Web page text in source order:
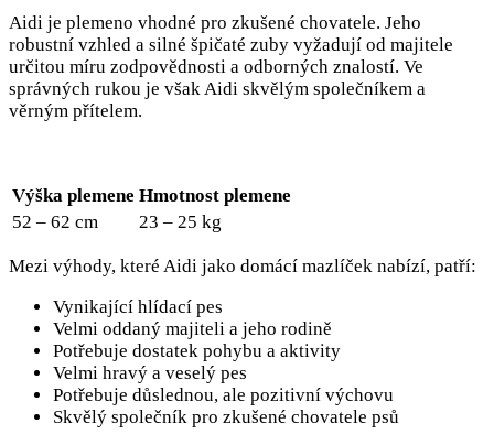
Aidi je plemeno vhodné pro zkušené chovatele. Jeho
robustní vzhled a silné špičaté zuby vyžadují od majitele
určitou míru zodpovědnosti a odborných znalostí. Ve
správných rukou je však Aidi skvělým společníkem a
věrným přítelem.
Výška plemene Hmotnost plemene
52 – 62 cm
23 – 25 kg
Mezi výhody, které Aidi jako domácí mazlíček nabízí, patří:
Vynikající hlídací pes
Velmi oddaný majiteli a jeho rodině
Potřebuje dostatek pohybu a aktivity
Velmi hravý a veselý pes
Potřebuje důslednou, ale pozitivní výchovu
Skvělý společník pro zkušené chovatele psů